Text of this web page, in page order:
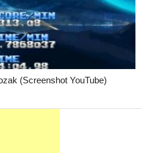
(Screenshot YouTube)